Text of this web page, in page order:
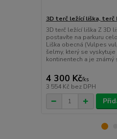
3D terč ležící liška,
3D terč ležící liška Z 3D
postavíte na parkuru
Liška obecná (Vulpes
šelmy, který se vyskytuje
kontinentech a je známý
4 300 Kč/ks
3 554 Kč bez DPH